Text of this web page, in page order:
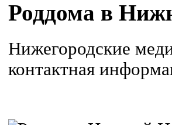
Роддома в
Нижегородские
контактная